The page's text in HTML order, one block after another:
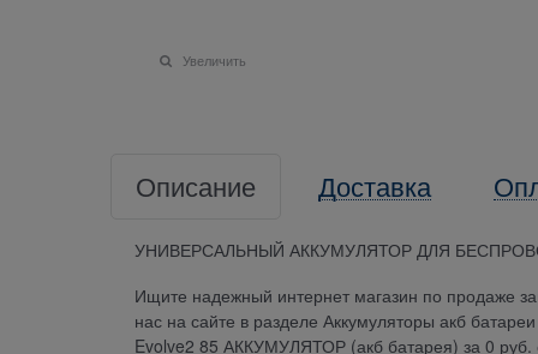
Увеличить
Описание Доставка
УНИВЕРСАЛЬНЫЙ АККУМУЛЯТОР ДЛЯ
Ищите надежный интернет магазин по продаже
нас на сайте в разделе Аккумуляторы акб
Evolve2 85 АККУМУЛЯТОР (акб батарея) за 0 руб.